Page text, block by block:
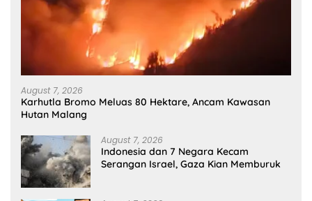
August 7, 2026
Karhutla Bromo Meluas 80 Hektare, Ancam Kawasan
Hutan Malang
August 7, 2026
Indonesia dan 7 Negara Kecam
Serangan Israel, Gaza Kian Memburuk